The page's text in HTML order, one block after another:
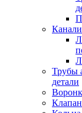
Трубы
детали